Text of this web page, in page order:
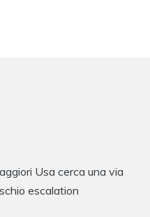
Usa cerca una via
escalation